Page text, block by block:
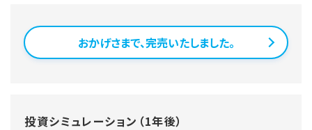
おかげさまで、完売いたしました。
投資シミュレーション（1年後）